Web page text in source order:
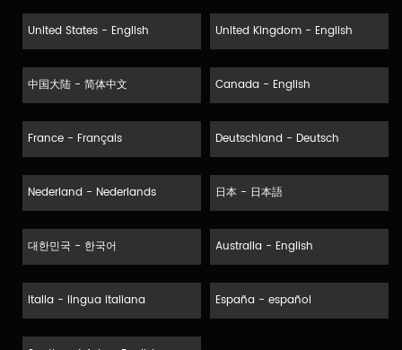
United States - English United Kingdom - English
中国大陆 - 简体中文 Canada - English
France - Français Deutschland - Deutsch
Nederland - Nederlands 日本 - 日本語
대한민국 - 한국어 Australia - English
Italia - lingua italiana España - español